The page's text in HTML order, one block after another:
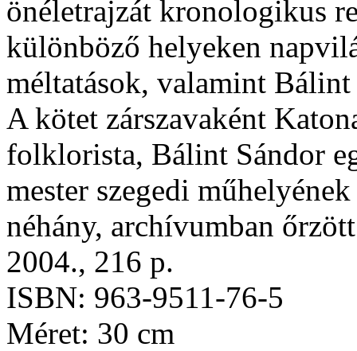
önéletrajzát kronologikus
különböző helyeken
méltatások, valamint Bálint
A kötet zárszavaként
folklorista, Bálint Sándor
mester szegedi
néhány, archívumban
2004., 216 p.
ISBN: 963-9511-76-5
Méret: 30 cm